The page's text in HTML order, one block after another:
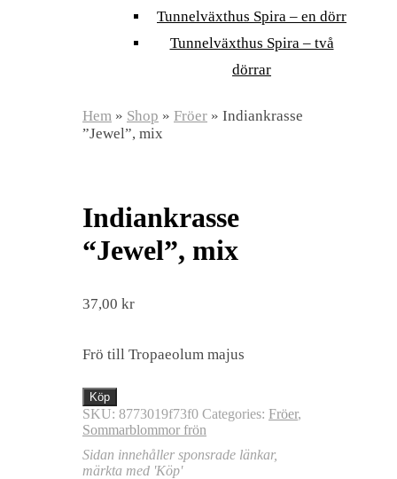
Tunnelväxthus Spira – en dörr
Tunnelväxthus Spira – två
dörrar
Hem » Shop » Fröer » Indiankrasse
”Jewel”, mix
Indiankrasse
“Jewel”, mix
37,00 kr
Frö till Tropaeolum majus
Köp
SKU: 8773019f73f0 Categories: Fröer,
Sommarblommor frön
Sidan innehåller sponsrade länkar,
märkta med 'Köp'